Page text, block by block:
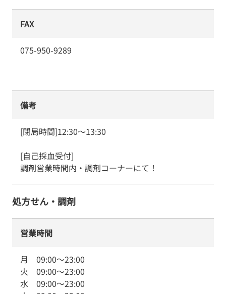
FAX
075-950-9289
備考
[閉局時間]12:30～13:30
[自己採血受付]
調剤営業時間内・調剤コーナーにて！
処方せん・調剤
営業時間
月 09:00～23:00
火 09:00～23:00
水 09:00～23:00